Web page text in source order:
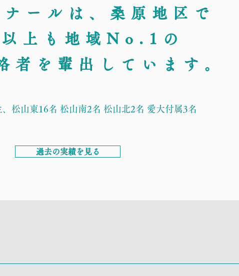
ールは、桑原地区で
上も地域No.1の
者を輩出しています。
松山東16名 松山南2名 松山北2名 愛大付属3名
過去の実績を見る